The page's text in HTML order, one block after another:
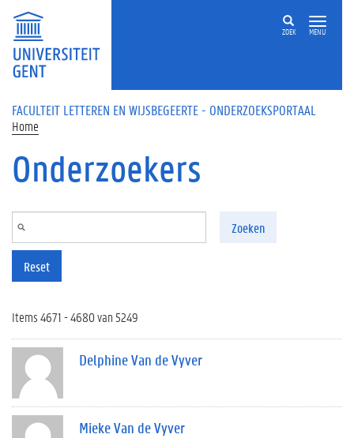
Overslaan en naar de inhoud gaan
ZOEK MENU
FACULTEIT LETTEREN EN WIJSBEGEERTE - ONDERZOEKSPORTAAL
Home
Onderzoekers
Zoeken
Reset
Items 4671 - 4680 van 5249
Delphine Van de Vyver
Mieke Van de Vyver